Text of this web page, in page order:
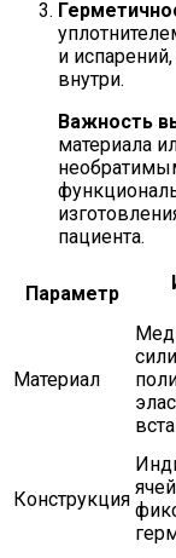
и
внутри.
Важность
материала
пациента.
Параметр
Материал
Конструкция